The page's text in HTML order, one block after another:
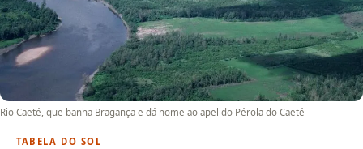
Rio Caeté, que banha Bragança e dá nome ao apelido Pérola do Caeté
TABELA DO SOL